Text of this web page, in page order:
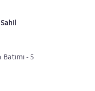
Sahil